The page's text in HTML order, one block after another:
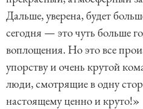
Дальше, уверена, будет
сегодня — это чуть больше
воплощения. Но это все
упорству и очень крутой
люди, смотрящие в одну
настоящему ценно и круто!»